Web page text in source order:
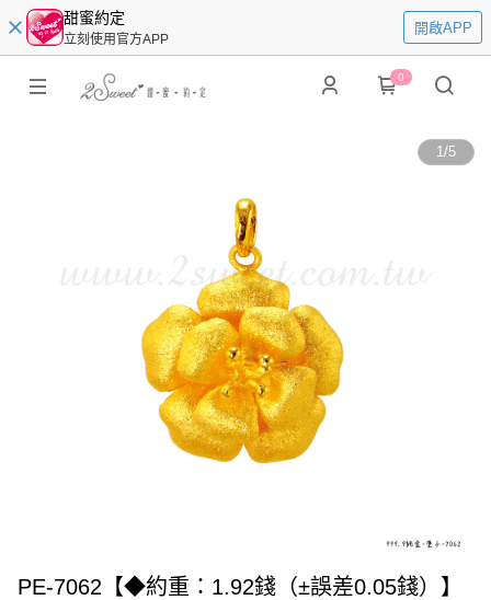
甜蜜約定
立刻使用官方APP
開啟APP
0
1/5
PE-7062【◆約重：1.92錢（±誤差0.05錢）】